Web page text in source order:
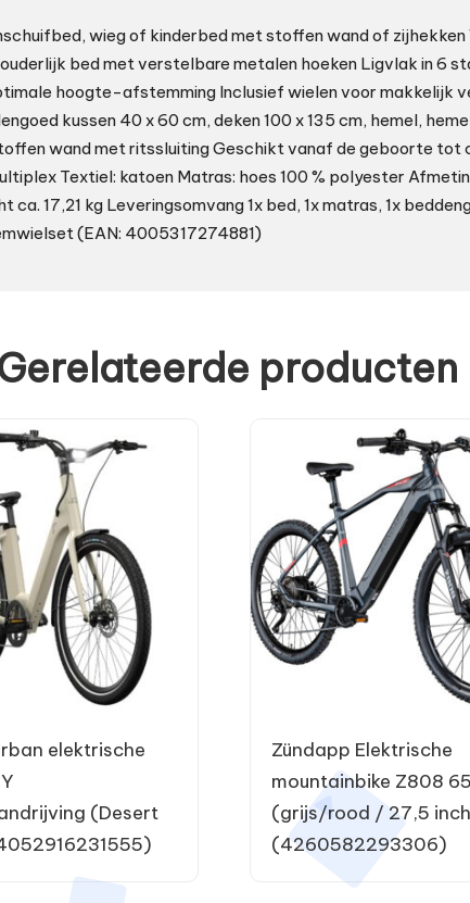
wieg of kinderbed met stoffen wand of zijhekken
bed met verstelbare metalen hoeken Ligvlak in 6
hoogte-afstemming Inclusief wielen voor makkelijk
kussen 40 x 60 cm, deken 100 x 135 cm, hemel,
wand met ritssluiting Geschikt vanaf de geboorte tot
Textiel: katoen Matras: hoes 100 % polyester
ca. 17,21 kg Leveringsomvang 1x bed, 1x matras, 1x
(EAN: 4005317274881)
producten
elektrische
(Desert
Zündapp Elektrische
mountainbike Z808
(grijs/rood / 27,5
(4260582293306)